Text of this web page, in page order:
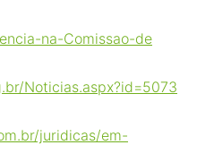
na-Comissao-de
Noticias.aspx?id=5073
juridicas/em-